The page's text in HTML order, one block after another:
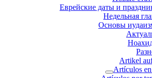
Еврейские даты и
Недельная
Основы
Artikel
Artículos